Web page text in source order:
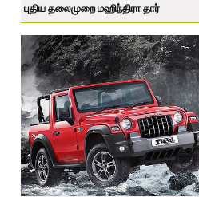
புதிய தலைமுறை மஹிந்திரா தார்